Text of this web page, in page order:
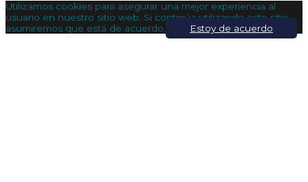
Utilizamos cookies para asegurar una mejor experiencia al
usuario en nuestro sitio web. Si continúa utilizando este sitio,
asumiremos que está de acuerdo.
Estoy de acuerdo